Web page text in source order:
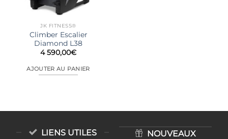
JK FITNESS®
Climber Escalier
Diamond L38
4 590,00€
AJOUTER AU PANIER
LIENS UTILES
NOUVEAUX